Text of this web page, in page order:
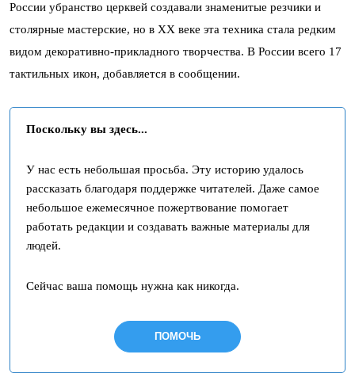
России убранство церквей создавали знаменитые резчики и
столярные мастерские, но в XX веке эта техника стала редким
видом декоративно-прикладного творчества. В России всего 17
тактильных икон, добавляется в сообщении.
Поскольку вы здесь...
У нас есть небольшая просьба. Эту историю удалось
рассказать благодаря поддержке читателей. Даже самое
небольшое ежемесячное пожертвование помогает
работать редакции и создавать важные материалы для
людей.
Сейчас ваша помощь нужна как никогда.
ПОМОЧЬ